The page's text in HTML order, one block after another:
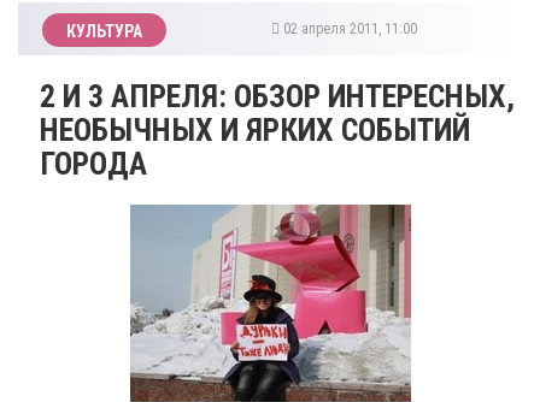
КУЛЬТУРА 02 апреля 2011, 11:00
2 И 3 АПРЕЛЯ: ОБЗОР ИНТЕРЕСНЫХ,
НЕОБЫЧНЫХ И ЯРКИХ СОБЫТИЙ
ГОРОДА